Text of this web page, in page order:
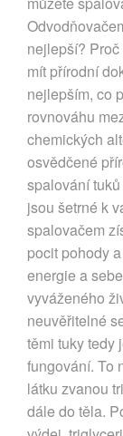
nejlepší?
mít přírodní
nejlepším, co
rovnováhu
chemických
osvědčené
spalování
jsou šetrné k
spalovačem
pocit pohody
energie a
vyváženého
neuvěřitelné
těmi tuky tedy
fungování. To
látku zvanou
dále do těla.